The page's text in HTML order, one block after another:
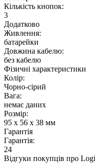
Кількість кнопок:
3
Додатково
Живлення:
батарейки
Довжина кабелю:
без кабелю
Фізичні характеристики
Колір:
Чорно-сірий
Вага:
немає даних
Розмір:
95 x 56 x 38 мм
Гарантія
Гарантія:
24
Відгуки покупців про